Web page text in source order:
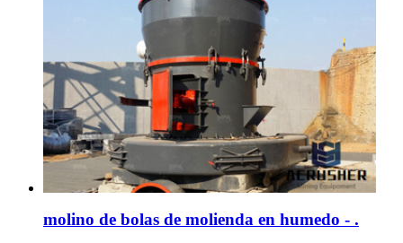
molino de bolas de molienda en humedo - .